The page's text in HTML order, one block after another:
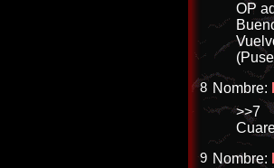
OP
8 Nombre:
>>7
9 Nombre: